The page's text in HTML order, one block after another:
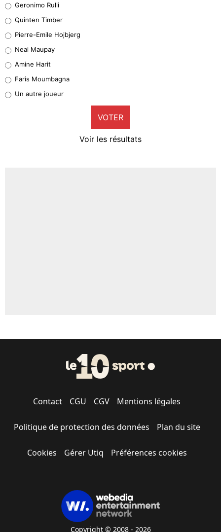
32%
5%
1%
9%
Geronimo Rulli
Quinten Timber
Pierre-Emile Hojbjerg
Neal Maupay
Amine Harit
Faris Moumbagna
Un autre joueur
VOTER
Voir les résultats
Contact CGU CGV Mentions légales
Politique de protection des données Plan du site
Cookies Gérer Utiq Préférences cookies
Copyright © 2008 - 2026